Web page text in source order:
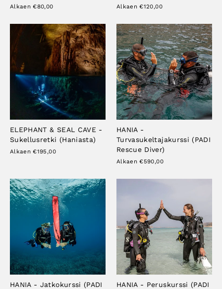
Alkaen €80,00 Alkaen €120,00
ELEPHANT & SEAL CAVE -
Sukellusretki (Haniasta)
Alkaen €195,00
HANIA -
Turvasukeltajakurssi (PADI
Rescue Diver)
Alkaen €590,00
HANIA - Jatkokurssi (PADI
HANIA - Peruskurssi (PADI